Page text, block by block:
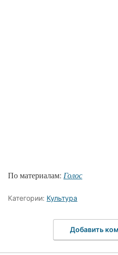
По материалам: Голос
Категории: Культура
Добавить